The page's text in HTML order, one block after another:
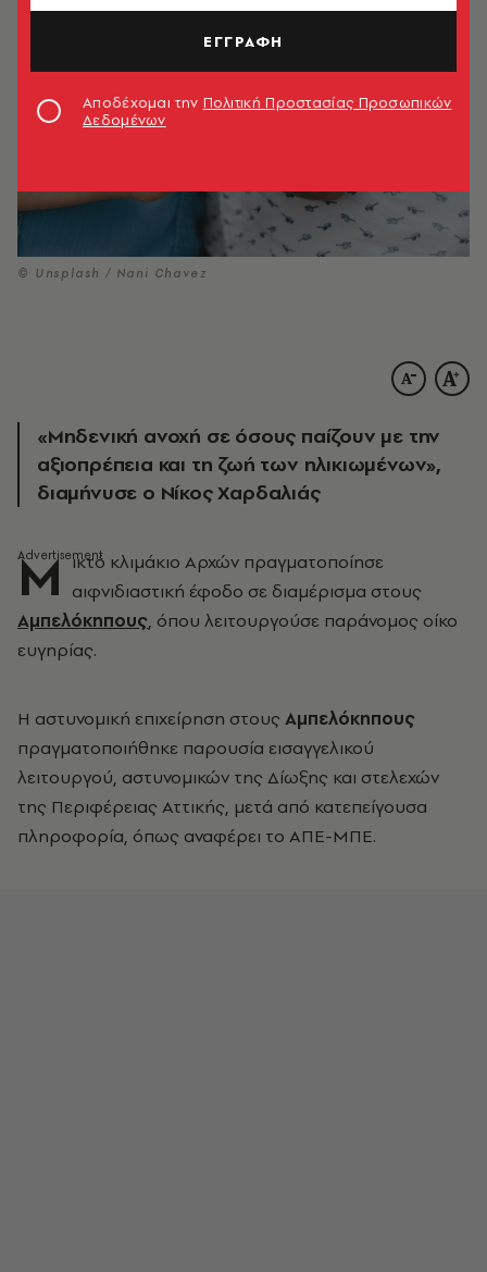
© Unsplash / Nani Chavez
«Μηδενική ανοχή σε όσους παίζουν με την
αξιοπρέπεια και τη ζωή των ηλικιωμένων»,
διαμήνυσε ο Νίκος Χαρδαλιάς
Μ ικτό κλιμάκιο Αρχών πραγματοποίησε
αιφνιδιαστική έφοδο σε διαμέρισμα στους
Αμπελόκηπους, όπου λειτουργούσε παράνομος οίκο
ευγηρίας.
Η αστυνομική επιχείρηση στους Αμπελόκηπους
πραγματοποιήθηκε παρουσία εισαγγελικού
λειτουργού, αστυνομικών της Δίωξης και στελεχών
της Περιφέρειας Αττικής, μετά από κατεπείγουσα
πληροφορία, όπως αναφέρει το ΑΠΕ-ΜΠΕ.
ΕΓΓΡΑΦΗ
Αποδέχομαι την Πολιτική Προστασίας Προσωπικών
Δεδομένων